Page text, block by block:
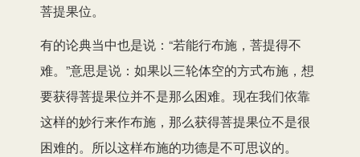
菩提果位。
有的论典当中也是说：“若能行布施，菩提得不
难。”意思是说：如果以三轮体空的方式布施，想
要获得菩提果位并不是那么困难。现在我们依靠
这样的妙行来作布施，那么获得菩提果位不是很
困难的。所以这样布施的功德是不可思议的。